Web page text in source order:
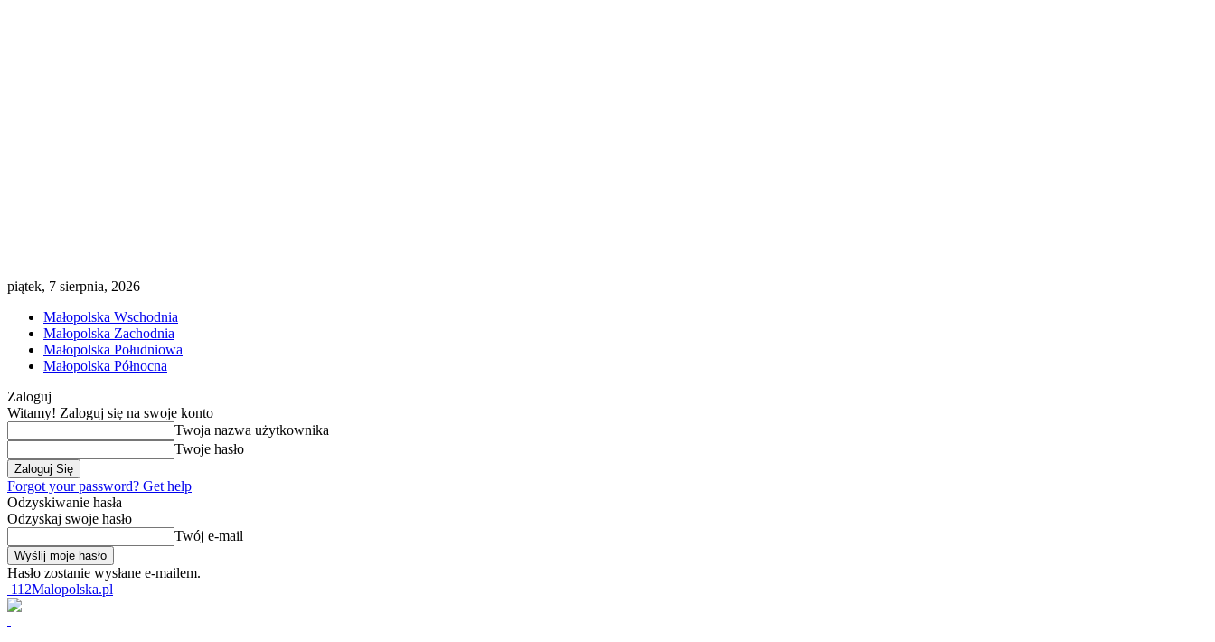
piątek, 7 sierpnia, 2026
Małopolska Wschodnia
Małopolska Zachodnia
Małopolska Południowa
Małopolska Północna
Zaloguj
Witamy! Zaloguj się na swoje konto
Twoja nazwa użytkownika
Twoje hasło
Forgot your password? Get help
Odzyskiwanie hasła
Odzyskaj swoje hasło
Twój e-mail
Hasło zostanie wysłane e-mailem.
112Malopolska.pl